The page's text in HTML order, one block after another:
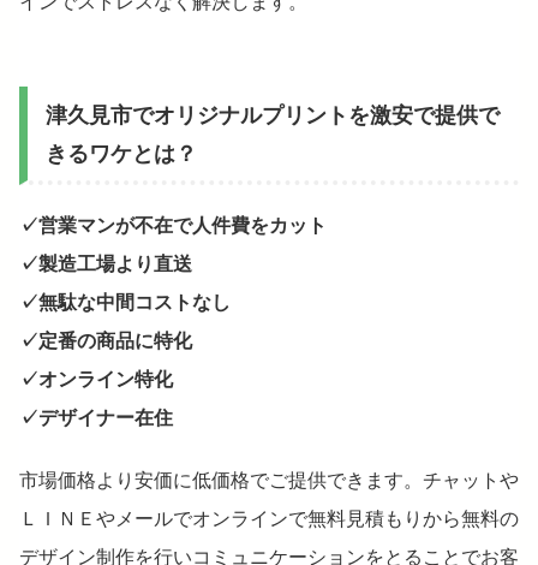
津久見市でオリジナルプリントを激安で提供で
きるワケとは？
✓営業マンが不在で人件費をカット
✓製造工場より直送
✓無駄な中間コストなし
✓定番の商品に特化
✓オンライン特化
✓デザイナー在住
市場価格より安価に低価格でご提供できます。チャットや
ＬＩＮＥやメールでオンラインで無料見積もりから無料の
デザイン制作を行いコミュニケーションをとることでお客